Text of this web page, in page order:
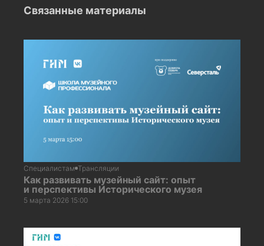
Связанные материалы
Специалистам Трансляции
Как развивать музейный сайт: опыт
и перспективы Исторического музея
5 марта 2026 15:00